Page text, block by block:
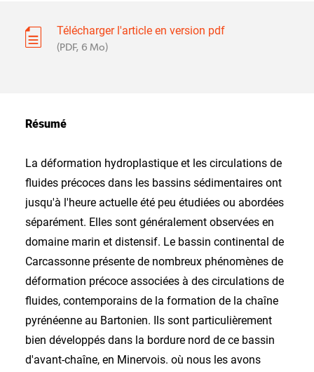
Télécharger l'article en version pdf
(PDF, 6 Mo)
Résumé
La déformation hydroplastique et les circulations de
fluides précoces dans les bassins sédimentaires ont
jusqu'à l'heure actuelle été peu étudiées ou abordées
séparément. Elles sont généralement observées en
domaine marin et distensif. Le bassin continental de
Carcassonne présente de nombreux phénomènes de
déformation précoce associées à des circulations de
fluides, contemporains de la formation de la chaîne
pyrénéenne au Bartonien. Ils sont particulièrement
bien développés dans la bordure nord de ce bassin
d'avant-chaîne, en Minervois. où nous les avons